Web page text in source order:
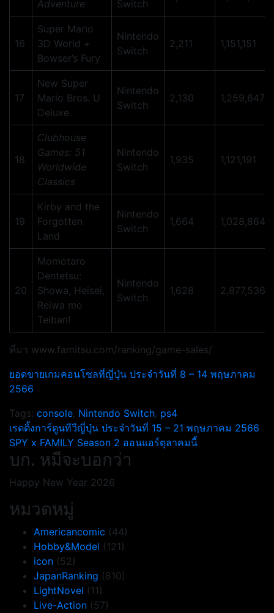
Adventure Switch
16
Super Mario
3D World +
Bowser’s Fury
Nintendo
Switch
2,211 1,151,151
17
New Super
Mario Bros. U
Deluxe
Nintendo
Switch
2,130 1,259,647
18
Clubhouse
Games: 51
Worldwide
Classics
Nintendo
Switch
1,935 1,121,191
19
Kirby and the
Forgotten
Land
Nintendo
Switch
1,664 1,028,864
20
Momotaro
Dentetsu:
Showa, Heisei,
Reiwa mo
Teiban!
Nintendo
Switch
1,628 2,877,536
ที่มา www.famitsu.com/ranking/game-sales/
ยอดขายเกมคอนโซลที่ญี่ปุ่น ประจำวันที่ 8 – 14 พฤษภาคม
2566
Tags: console, Nintendo Switch, ps4
แนะแนว
เรื่อง
เรตติ้งการ์ตูนทีวีญี่ปุ่น ประจำวันที่ 15 – 21 พฤษภาคม 2566
SPY x FAMILY Season 2 ออนแอร์ตุลาคมนี้
บก. หมีจะบอกว่า
Happy New Year 2026
หมวดหมู่
Americancomic (44)
Hobby&Model (121)
icon (52)
JapanRanking (810)
LightNovel (11)
Live-Action (57)